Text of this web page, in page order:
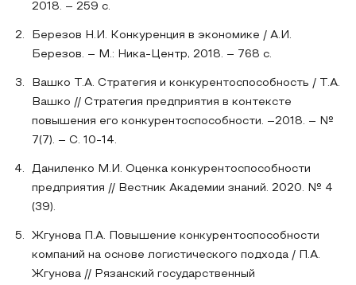
2018. – 259 с.
Березов Н.И. Конкуренция в экономике / А.И.
Березов. – М.: Ника-Центр, 2018. – 768 с.
Вашко Т.А. Стратегия и конкурентоспособность / Т.А.
Вашко // Стратегия предприятия в контексте
повышения его конкурентоспособности. –2018. – №
7(7). – С. 10-14.
Даниленко М.И. Оценка конкурентоспособности
предприятия // Вестник Академии знаний. 2020. № 4
(39).
Жгунова П.А. Повышение конкурентоспособности
компаний на основе логистического подхода / П.А.
Жгунова // Рязанский государственный